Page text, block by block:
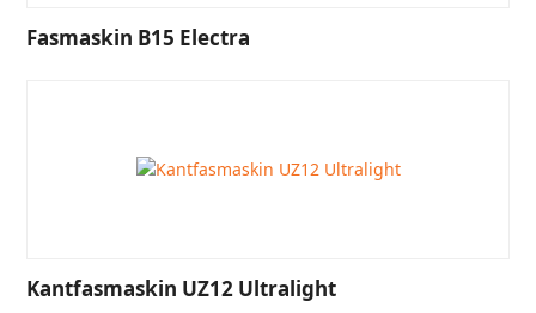
Fasmaskin B15 Electra
Kantfasmaskin UZ12 Ultralight